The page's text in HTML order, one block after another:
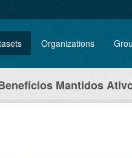
Organizations
Mantidos